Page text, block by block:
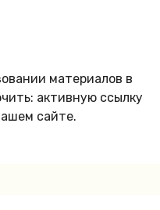
материалов в
активную ссылку
сайте.